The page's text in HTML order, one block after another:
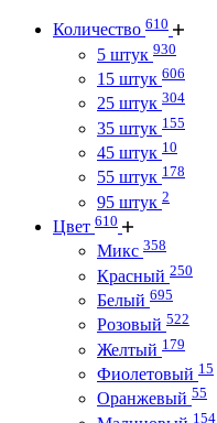
Количество 610
5 штук 930
15 штук 606
25 штук 304
35 штук 155
45 штук 10
55 штук 178
95 штук 2
Цвет 610
Микс 358
Красный 250
Белый 695
Розовый 522
Желтый 179
Фиолетовый 15
Оранжевый 55
154